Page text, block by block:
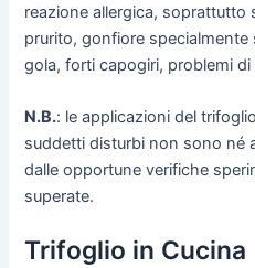
reazione allergica, soprattutto
prurito, gonfiore specialmente
gola, forti capogiri, problemi di
N.B.: le applicazioni del
suddetti disturbi non sono né
dalle opportune verifiche
superate.
Trifoglio in Cucina